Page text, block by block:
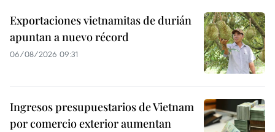
Exportaciones vietnamitas de durián
apuntan a nuevo récord
06/08/2026 09:31
Ingresos presupuestarios de Vietnam
por comercio exterior aumentan